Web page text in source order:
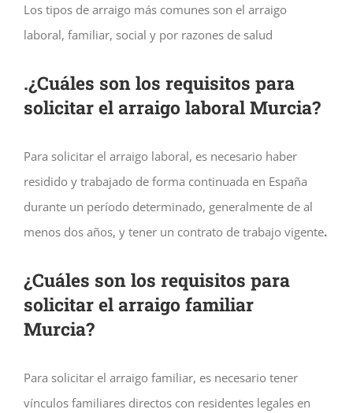
Los tipos de arraigo más comunes son el arraigo
laboral, familiar, social y por razones de salud
.¿Cuáles son los requisitos para
solicitar el arraigo laboral Murcia?
Para solicitar el arraigo laboral, es necesario haber
residido y trabajado de forma continuada en España
durante un período determinado, generalmente de al
menos dos años, y tener un contrato de trabajo vigente.
¿Cuáles son los requisitos para
solicitar el arraigo familiar
Murcia?
Para solicitar el arraigo familiar, es necesario tener
vínculos familiares directos con residentes legales en